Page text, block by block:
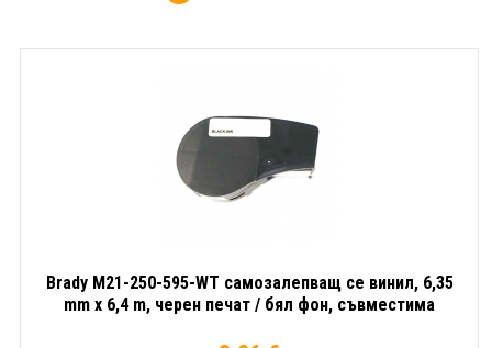
Brady M21-250-595-WT самозалепващ се винил, 6,35
mm x 6,4 m, черен печат / бял фон, съвместима